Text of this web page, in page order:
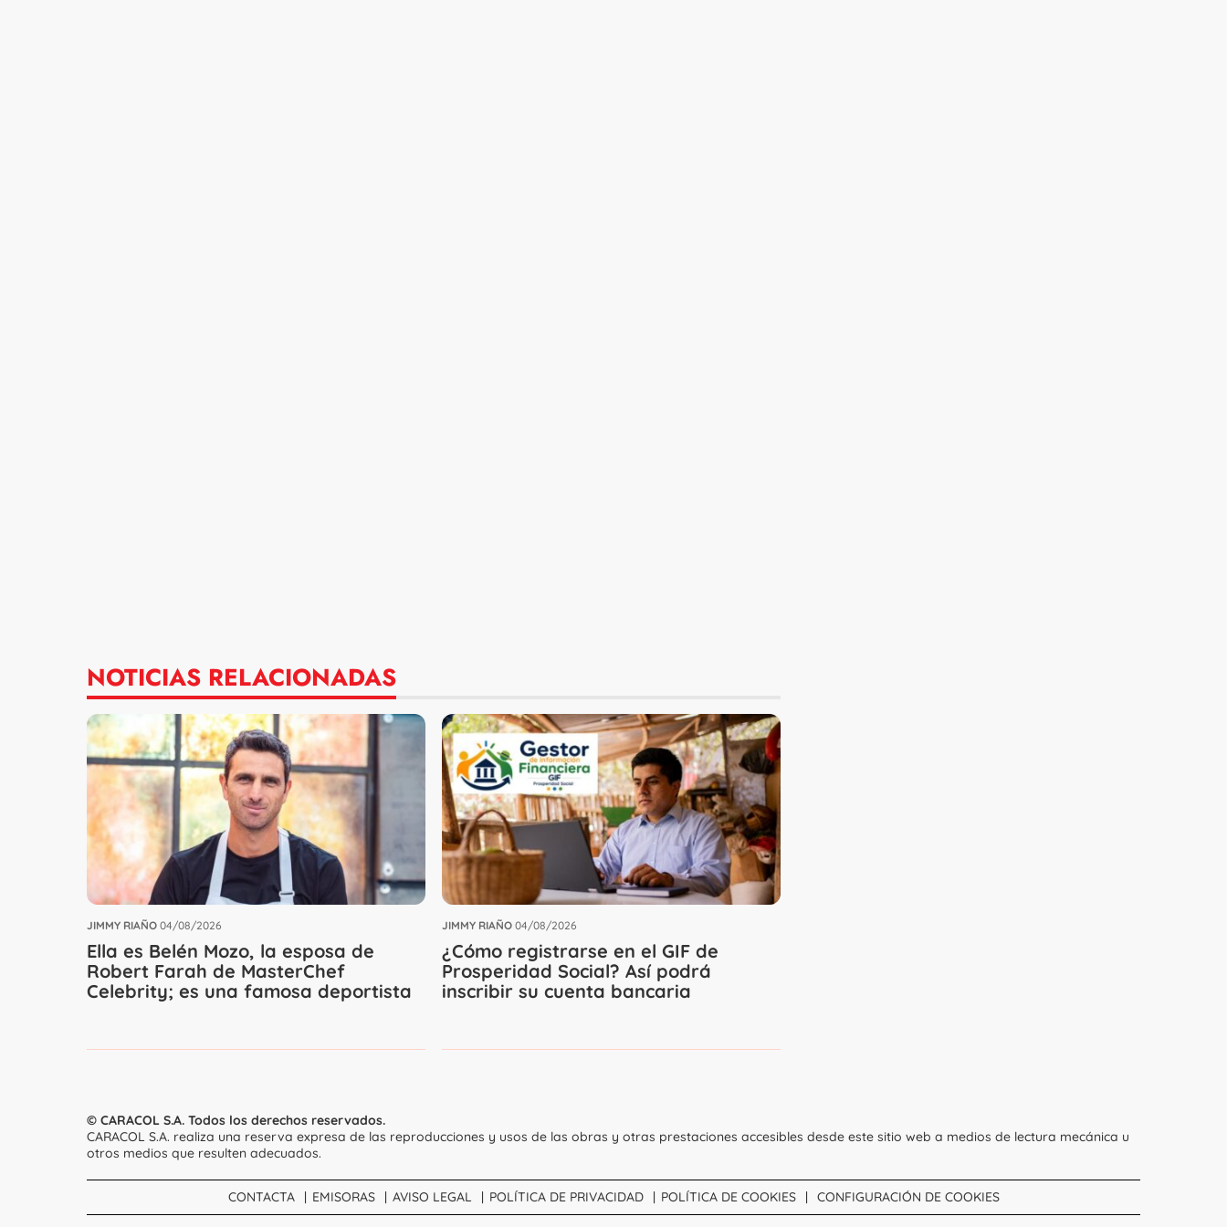
NOTICIAS RELACIONADAS
JIMMY RIAÑO 04/08/2026
Ella es Belén Mozo, la esposa de
Robert Farah de MasterChef
Celebrity; es una famosa deportista
JIMMY RIAÑO 04/08/2026
¿Cómo registrarse en el GIF de
Prosperidad Social? Así podrá
inscribir su cuenta bancaria
© CARACOL S.A. Todos los derechos reservados.
CARACOL S.A. realiza una reserva expresa de las reproducciones y usos de las obras y otras prestaciones accesibles desde este sitio web a medios de lectura mecánica u
otros medios que resulten adecuados.
CONTACTA EMISORAS AVISO LEGAL POLÍTICA DE PRIVACIDAD POLÍTICA DE COOKIES CONFIGURACIÓN DE COOKIES